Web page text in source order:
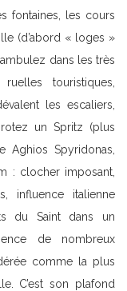
fontaines, les cours
(d’abord « loges »
dans les très
touristiques,
les escaliers,
un Spritz (plus
Aghios Spyridonas,
: clocher imposant,
influence italienne
du Saint dans un
de nombreux
comme la plus
C’est son plafond